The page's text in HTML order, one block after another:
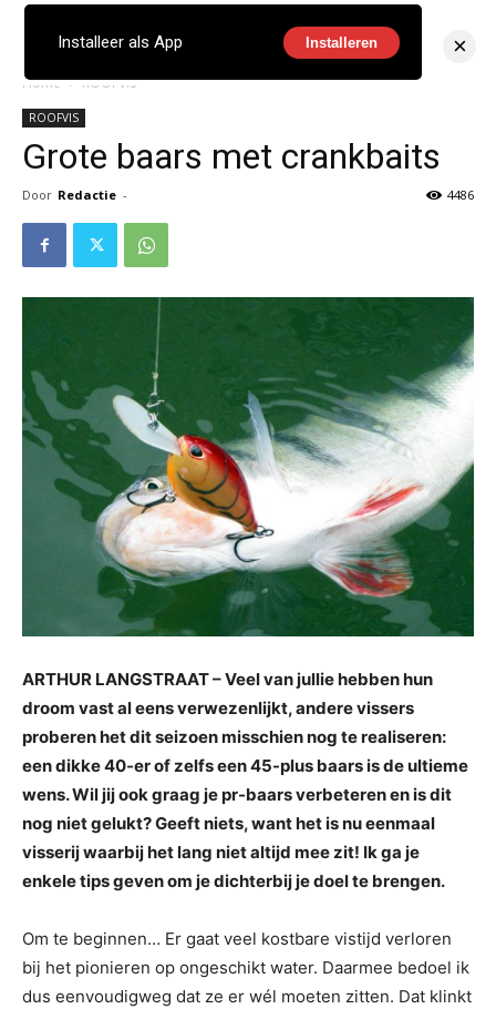
Home ROOFVIS
ROOFVIS
Grote baars met crankbaits
Door Redactie - 4486
ARTHUR LANGSTRAAT – Veel van jullie hebben hun
droom vast al eens verwezenlijkt, andere vissers
proberen het dit seizoen misschien nog te realiseren:
een dikke 40-er of zelfs een 45-plus baars is de ultieme
wens. Wil jij ook graag je pr-baars verbeteren en is dit
nog niet gelukt? Geeft niets, want het is nu eenmaal
visserij waarbij het lang niet altijd mee zit! Ik ga je
enkele tips geven om je dichterbij je doel te brengen.
Om te beginnen… Er gaat veel kostbare vistijd verloren
bij het pionieren op ongeschikt water. Daarmee bedoel ik
dus eenvoudigweg dat ze er wél moeten zitten. Dat klinkt
Installeer als App Installeren ×